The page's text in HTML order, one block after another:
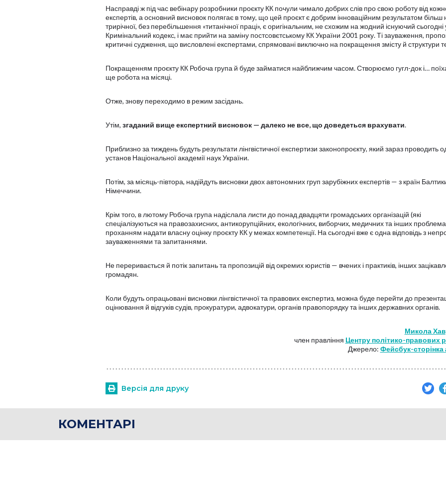
Насправді ж під час вебінару розробники проєкту КК почули чимало добрих слів про свою роботу від
експертів, а основний висновок полягає в тому, що цей проєкт є добрим інноваційним результатом більш
трирічної, без перебільшення «титанічної праці», є оригінальним, не схожим на жодний існуючий сьогодні у
Кримінальний кодекс, і має прийти на заміну постсовєтському КК України 2001 року. Ті зауваження,
критичні судження, що висловлені експертами, спрямовані виключно на покращення змісту й структури
Покращенням проєкту КК Робоча група й буде займатися найближчим часом. Створюємо гугл-док і…
ще робота на місяці.
Отже, знову переходимо в режим засідань.
Утім, згаданий вище експертний висновок — далеко не все, що доведеться врахувати.
Приблизно за тиждень будуть результати лінгвістичної експертизи законопроєкту, який зараз проводить
установ Національної академії наук України.
Потім, за місяць-півтора, надійдуть висновки двох автономних груп зарубіжних експертів — з країн
Німеччини.
Крім того, в лютому Робоча група надіслала листи до понад двадцяти громадських організацій (які
спеціалізуються на правозахисних, антикорупційних, екологічних, виборчих, медичних та інших
проханням надати власну оцінку проєкту КК у межах компетенції. На сьогодні вже є одна відповідь з
зауваженнями та запитаннями.
Не переривається й потік запитань та пропозицій від окремих юристів — вчених і практиків, інших
громадян.
Коли будуть опрацьовані висновки лінгвістичної та правових експертиз, можна буде перейти до
оцінювання й відгуків судів, прокуратури, адвокатури, органів правопорядку та інших державних органів.
Микола
член правління Центру політико-правових
Джерело: Фейсбук-сторінка
Версія для друку
КОМЕНТАРІ